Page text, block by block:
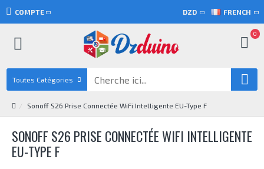
COMPTE DZD FRENCH
0
Toutes Catégories
Sonoff S26 Prise Connectée WiFi Intelligente EU-Type F
SONOFF S26 PRISE CONNECTÉE WIFI INTELLIGENTE
EU-TYPE F